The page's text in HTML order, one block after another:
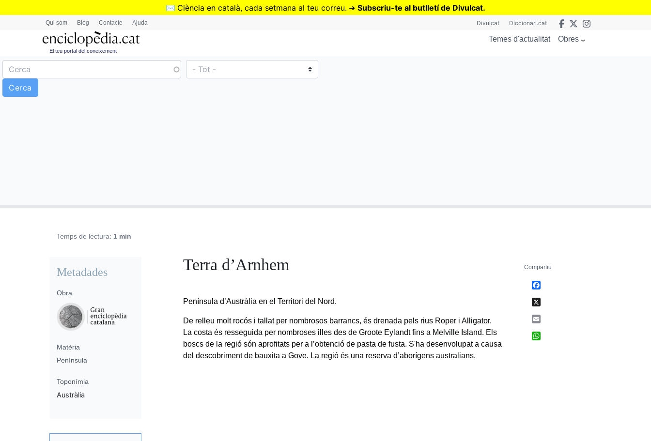
Vés
✉️ Ciència en català, cada setmana al teu correu. ➜ Subscriu-te al butlletí de Divulcat.
Qui som Blog Contacte Ajuda Divulcat Diccionari.cat
El teu portal del coneixement
Temes d'actualitat Obres
Temps de lectura: 1 min
Terra d’Arnhem
Península d’Austràlia en el Territori del Nord.
De relleu molt rocós i tallat per nombrosos barrancs, és drenada pels rius Roper i Alligator.
La costa és resseguida per nombroses illes des de Groote Eylandt fins a Melville Island. Els
boscs de la regió són aprofitats per a l’obtenció de pasta de fusta. S'ha desenvolupat a causa
del descobriment de bauxita a Gove. La regió és una reserva d’aborígens australians.
Metadades
Obra
Matèria
Península
Toponímia
Austràlia
Compartiu